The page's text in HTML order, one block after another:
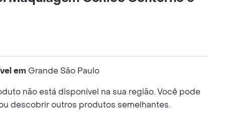
emGrande São Paulo
não está disponível na sua região. Você pode
descobrir outros produtos semelhantes.